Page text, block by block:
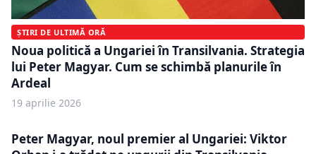
ȘTIRI DE ULTIMĂ ORĂ
Noua politică a Ungariei în Transilvania. Strategia
lui Peter Magyar. Cum se schimbă planurile în
Ardeal
19 aprilie 2026
Peter Magyar, noul premier al Ungariei: Viktor